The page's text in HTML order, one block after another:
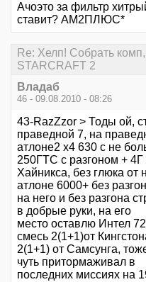
Ачоэто за фильтр
ставит? АМ2ПЛЮС*
Re: Хелп! Собрать
STARCRAFT 2
Владаб
46 - 09.08.2010 - 08:26
43-RazZzor > Тоды ой,
праведной 7, на
атлоне2 х4 630 с не
250ГТС с разгоном + 4Г
Хайникса, без глюка от
атлоне 6000+ без
на него и без разгона
в добрые руки, на его
место оставлю Интел
смесь 2(1+1)от
2(1+1) от Самсунга,
чуть притормаживал в
последних миссиях на